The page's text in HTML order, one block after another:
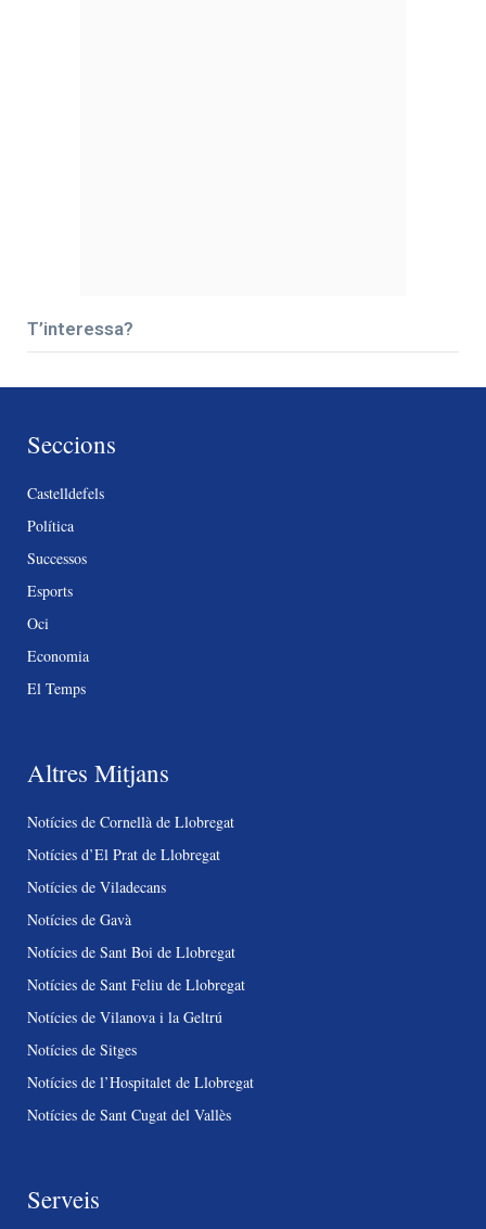
T’interessa?
Seccions
Castelldefels
Política
Successos
Esports
Oci
Economia
El Temps
Altres Mitjans
Notícies de Cornellà de Llobregat
Notícies d’El Prat de Llobregat
Notícies de Viladecans
Notícies de Gavà
Notícies de Sant Boi de Llobregat
Notícies de Sant Feliu de Llobregat
Notícies de Vilanova i la Geltrú
Notícies de Sitges
Notícies de l’Hospitalet de Llobregat
Notícies de Sant Cugat del Vallès
Serveis